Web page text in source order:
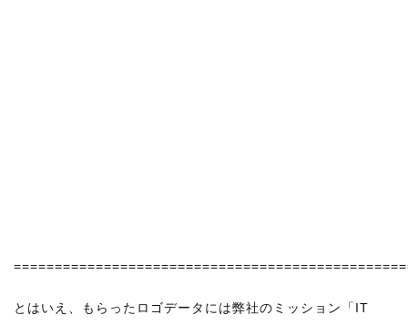
とはいえ、もらったロゴデータには弊社のミッション「IT